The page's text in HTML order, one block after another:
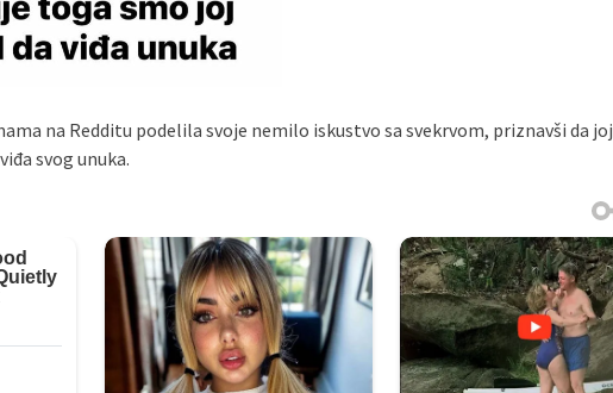
na Redditu podelila svoje nemilo iskustvo sa svekrvom, priznavši da joj
svog unuka.